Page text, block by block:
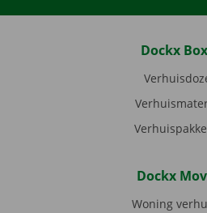
Dockx
Dockx
Woning